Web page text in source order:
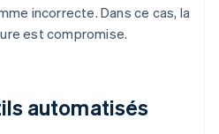
incorrecte. Dans ce cas, la
est compromise.
automatisés